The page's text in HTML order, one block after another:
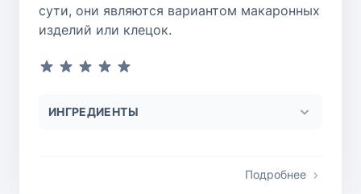
сути, они являются вариантом макаронных
изделий или клецок.
ИНГРЕДИЕНТЫ
Подробнее